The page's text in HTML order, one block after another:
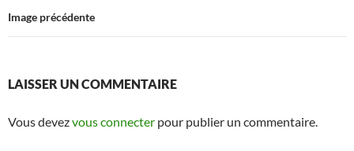
Image précédente
LAISSER UN COMMENTAIRE
Vous devezvous connecter pour publier un commentaire.